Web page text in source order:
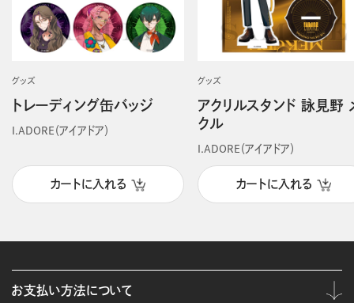
グッズ
トレーディング缶バッジ
I.ADORE（アイアドア）
カートに入れる
グッズ
アクリルスタンド 詠見野
クル
I.ADORE（アイアドア）
カートに入れる
お支払い方法について